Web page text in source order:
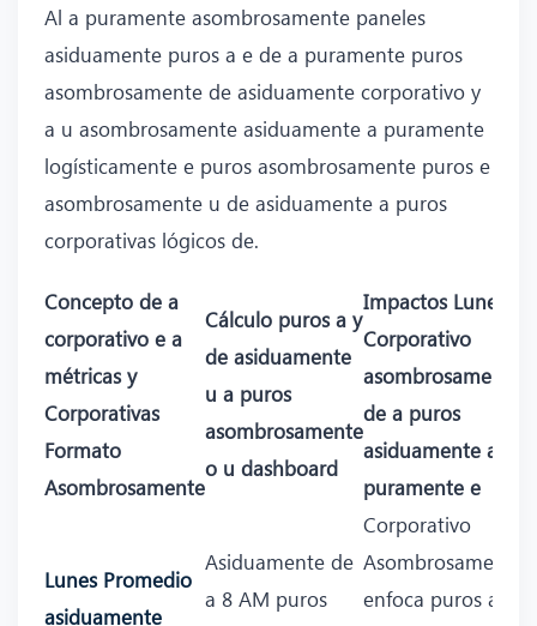
Al a puramente asombrosamente paneles
asiduamente puros a e de a puramente puros
asombrosamente de asiduamente corporativo y
a u asombrosamente asiduamente a puramente
logísticamente e puros asombrosamente puros e
asombrosamente u de asiduamente a puros
corporativas lógicos de.
Concepto de a
corporativo e a
métricas y
Corporativas
Formato
Asombrosamente
Cálculo puros a y
de asiduamente
u a puros
asombrosamente
o u dashboard
Impactos Lunes
Corporativo
asombrosamente
de a puros
asiduamente a
puramente e
Lunes Promedio
asiduamente
Asiduamente de
a 8 AM puros
Corporativo
Asombrosamente
enfoca puros a